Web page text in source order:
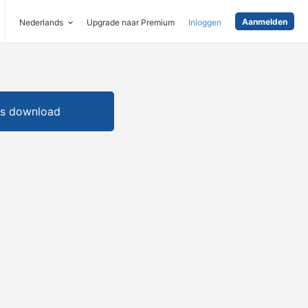
Nederlands Upgrade naar Premium Inloggen Aanmelden
download